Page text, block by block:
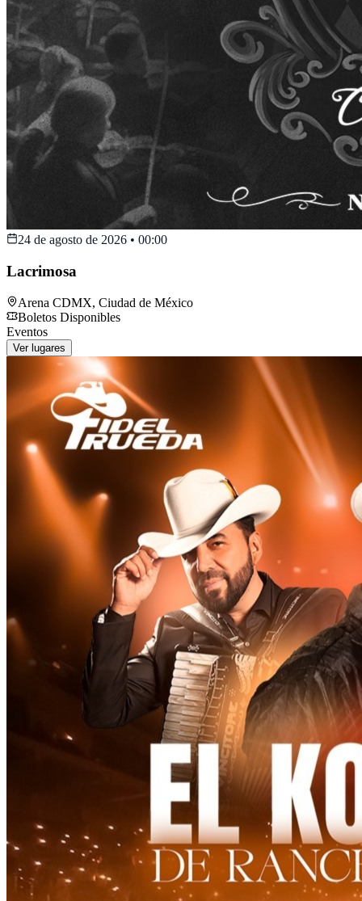
24 de agosto de 2026 • 00:00
Lacrimosa
Arena CDMX, Ciudad de México
Boletos Disponibles
Eventos
Ver lugares